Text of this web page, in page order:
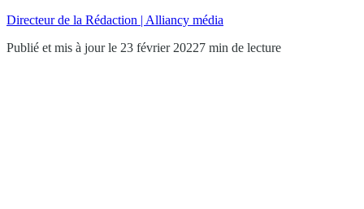
Directeur de la Rédaction | Alliancy média
Publié et mis à jour le 23 février 20227 min de lecture